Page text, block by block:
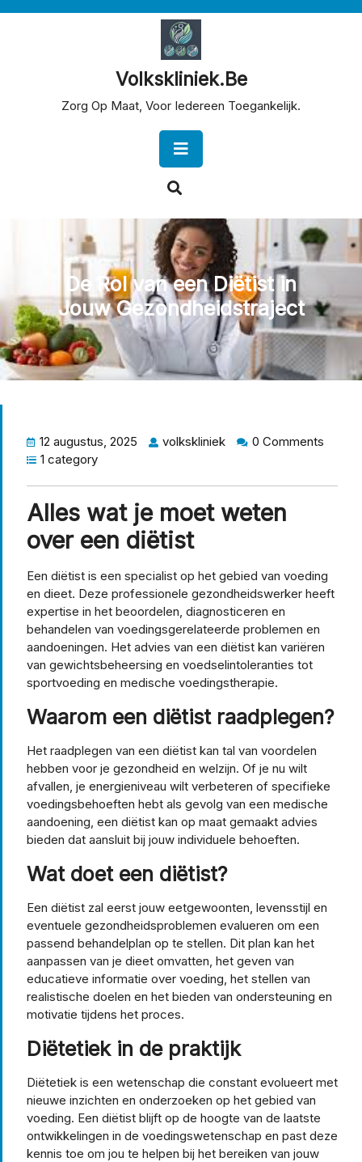
Volkskliniek.be
Zorg Op Maat, Voor Iedereen Toegankelijk.
Button
De Rol van een Diëtist in
Jouw Gezondheidstraject
12 augustus, 2025 volkskliniek
0 Comments
1 category
Alles wat je moet weten
over een diëtist
Een diëtist is een specialist op het gebied van voeding
en dieet. Deze professionele gezondheidswerker heeft
expertise in het beoordelen, diagnosticeren en
behandelen van voedingsgerelateerde problemen en
aandoeningen. Het advies van een diëtist kan variëren
van gewichtsbeheersing en voedselintoleranties tot
sportvoeding en medische voedingstherapie.
Waarom een diëtist raadplegen?
Het raadplegen van een diëtist kan tal van voordelen
hebben voor je gezondheid en welzijn. Of je nu wilt
afvallen, je energieniveau wilt verbeteren of specifieke
voedingsbehoeften hebt als gevolg van een medische
aandoening, een diëtist kan op maat gemaakt advies
bieden dat aansluit bij jouw individuele behoeften.
Wat doet een diëtist?
Een diëtist zal eerst jouw eetgewoonten, levensstijl en
eventuele gezondheidsproblemen evalueren om een
passend behandelplan op te stellen. Dit plan kan het
aanpassen van je dieet omvatten, het geven van
educatieve informatie over voeding, het stellen van
realistische doelen en het bieden van ondersteuning en
motivatie tijdens het proces.
Diëtetiek in de praktijk
Diëtetiek is een wetenschap die constant evolueert met
nieuwe inzichten en onderzoeken op het gebied van
voeding. Een diëtist blijft op de hoogte van de laatste
ontwikkelingen in de voedingswetenschap en past deze
kennis toe om jou te helpen bij het bereiken van jouw